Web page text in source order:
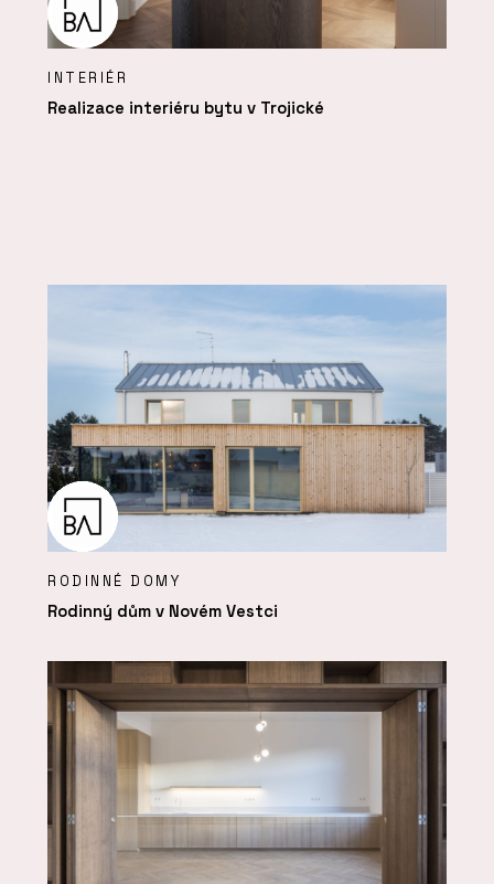
INTERIÉR
Realizace interiéru bytu v Trojické
RODINNÉ DOMY
Rodinný dům v Novém Vestci